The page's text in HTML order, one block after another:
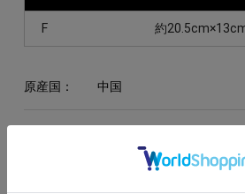
F 約
原産国： 中国